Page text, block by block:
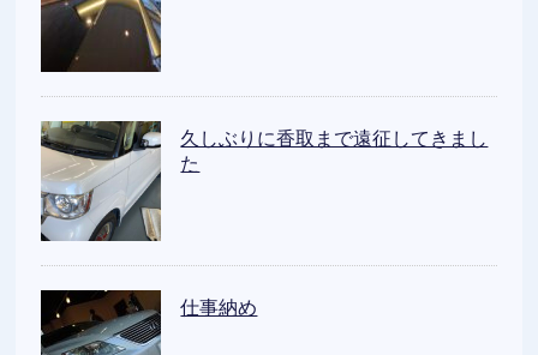
久しぶりに香取まで遠征してきまし
た
仕事納め